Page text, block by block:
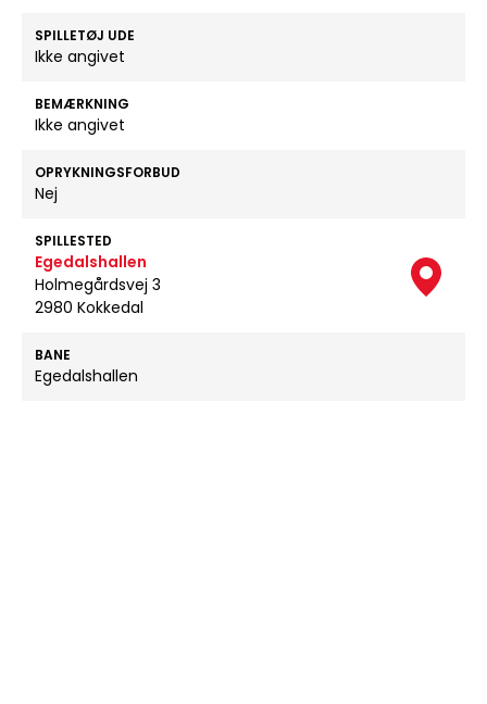
SPILLETØJ UDE
Ikke angivet
BEMÆRKNING
Ikke angivet
OPRYKNINGSFORBUD
Nej
SPILLESTED
Egedalshallen
Holmegårdsvej 3
2980 Kokkedal
BANE
Egedalshallen